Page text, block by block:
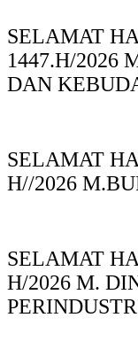
SELAMAT
1447.H/2026
DAN
SELAMAT
H//2026
SELAMAT
H/2026 M.